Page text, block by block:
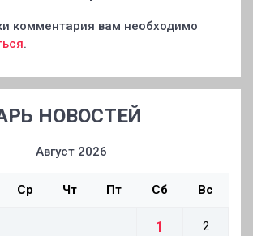
комментария вам необходимо
.
НОВОСТЕЙ
Август 2026
Ср Чт Пт Сб Вс
1 2